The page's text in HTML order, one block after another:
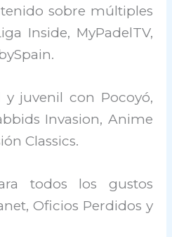
sobre múltiples
Inside, MyPadelTV,
juvenil con Pocoyó,
Invasion, Anime
Classics.
todos los gustos
Oficios Perdidos y